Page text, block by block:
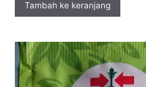
Tambah ke keranjang